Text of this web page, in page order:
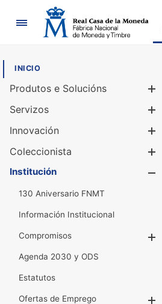
Navegación
INICIO
Produtos e Solucións
Servizos
Innovación
Coleccionista
Institución
130 Aniversario FNMT
Información Institucional
Compromisos
Agenda 2030 y ODS
Estatutos
Ofertas de Emprego